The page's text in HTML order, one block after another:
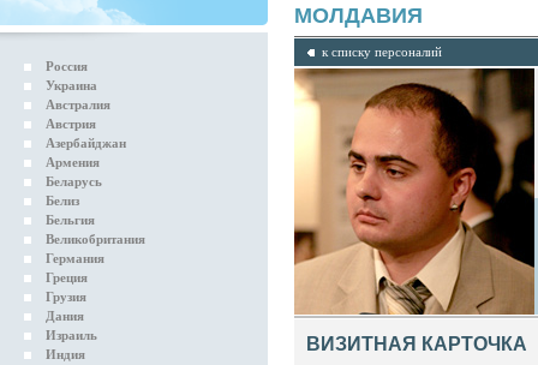
Россия
Украина
Австралия
Австрия
Азербайджан
Армения
Беларусь
Белиз
Бельгия
Великобритания
Германия
Греция
Грузия
Дания
Израиль
Индия
МОЛДАВИЯ
к списку персоналий
ВИЗИТНАЯ КАРТОЧКА